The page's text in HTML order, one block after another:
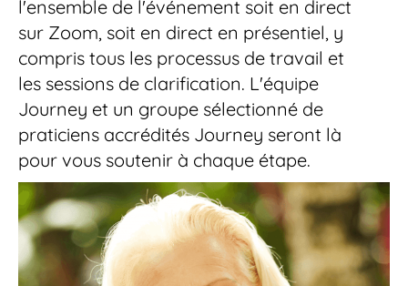
l'ensemble de l'événement soit en direct
sur Zoom, soit en direct en présentiel, y
compris tous les processus de travail et
les sessions de clarification. L'équipe
Journey et un groupe sélectionné de
praticiens accrédités Journey seront là
pour vous soutenir à chaque étape.